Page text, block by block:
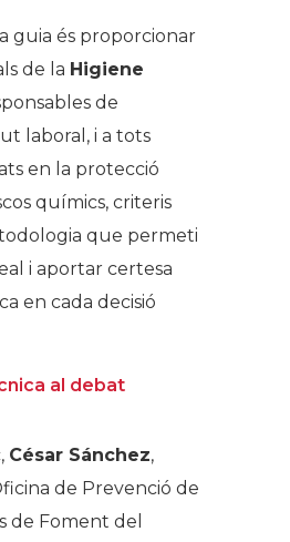
guia és proporcionar
de la Higiene
de
laboral, i a tots
en la protecció
químics, criteris
que permeti
i aportar certesa
en cada decisió
al debat
César Sánchez,
de Prevenció de
de Foment del